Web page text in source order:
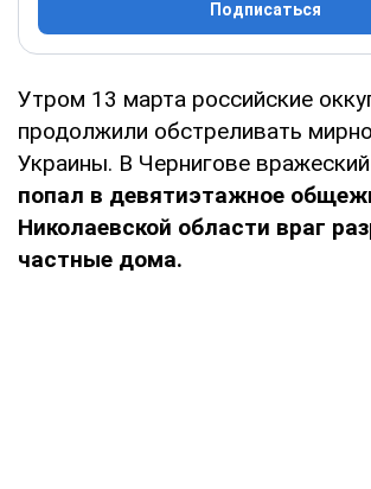
Подписаться
Утром 13 марта российские
продолжили обстреливать
Украины. В Чернигове вражеский
попал в девятиэтажное
Николаевской области враг
частные дома.